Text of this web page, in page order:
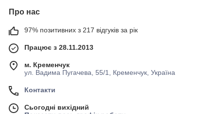
Про нас
97% позитивних з 217 відгуків за рік
Працює з 28.11.2013
м. Кременчук
ул. Вадима Пугачева, 55/1, Кременчук, Україна
Контакти
Сьогодні вихідний